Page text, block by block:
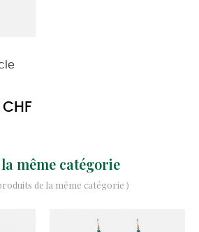
même catégorie
de la même catégorie )